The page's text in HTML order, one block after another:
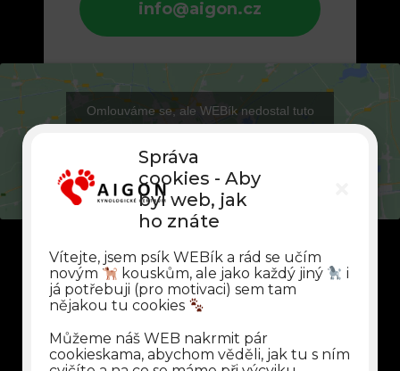
Správa
cookies - Aby
byl web, jak
ho znáte
Vítejte, jsem psík WEBík a rád se učím
novým
kouskům, ale jako každý jiný
i
já potřebuji (pro motivaci) sem tam
nějakou tu cookies
Můžeme náš WEB nakrmit pár
cookieskama, abychom věděli, jak tu s ním
info@aigon.cz
Omlouváme se, ale WEBík nedostal tuto
zobrazit. Kliknutím nám ji ale můžete povolit